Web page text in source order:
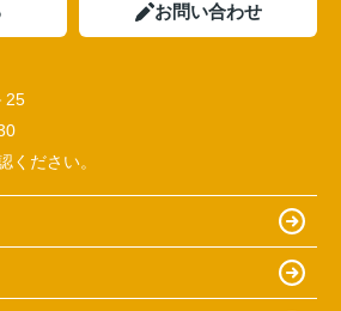
お問い合わせ
25
ください。